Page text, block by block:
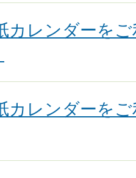
カレンダーを
カレンダーを